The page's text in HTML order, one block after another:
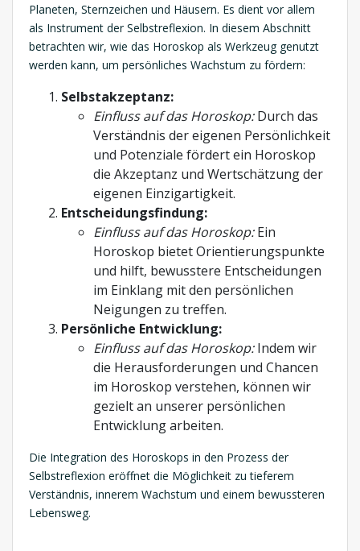
Planeten, Sternzeichen und Häusern. Es dient vor allem
als Instrument der Selbstreflexion. In diesem Abschnitt
betrachten wir, wie das Horoskop als Werkzeug genutzt
werden kann, um persönliches Wachstum zu fördern:
Selbstakzeptanz:
Einfluss auf das Horoskop:Durch das
Verständnis der eigenen Persönlichkeit
und Potenziale fördert ein Horoskop
die Akzeptanz und Wertschätzung der
eigenen Einzigartigkeit.
Entscheidungsfindung:
Einfluss auf das Horoskop:Ein
Horoskop bietet Orientierungspunkte
und hilft, bewusstere Entscheidungen
im Einklang mit den persönlichen
Neigungen zu treffen.
Persönliche Entwicklung:
Einfluss auf das Horoskop:Indem wir
die Herausforderungen und Chancen
im Horoskop verstehen, können wir
gezielt an unserer persönlichen
Entwicklung arbeiten.
Die Integration des Horoskops in den Prozess der
Selbstreflexion eröffnet die Möglichkeit zu tieferem
Verständnis, innerem Wachstum und einem bewussteren
Lebensweg.